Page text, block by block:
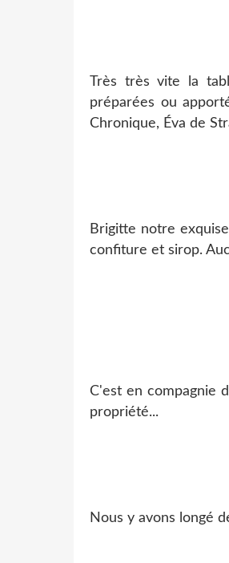
Très très vite la
préparées ou
Chronique, Éva de
Brigitte notre
confiture et sirop.
C'est en compagnie
propriété...
Nous y avons longé